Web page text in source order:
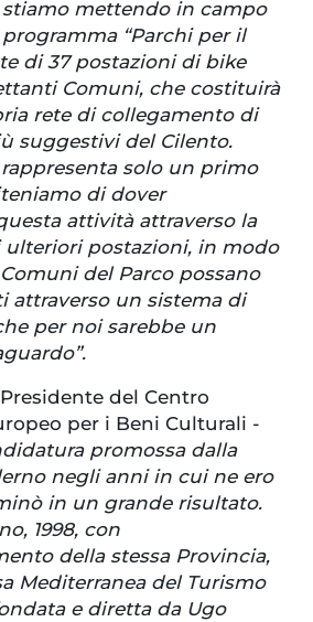
mettendo in campo
“Parchi per il
di 37 postazioni di bike
Comuni, che costituirà
rete di collegamento di
suggestivi del Cilento.
solo un primo
di dover
attività attraverso la
ulteriori postazioni, in modo
del Parco possano
attraverso un sistema di
per noi sarebbe un
del Centro
per i Beni Culturali -
promossa dalla
negli anni in cui ne ero
in un grande risultato.
1998, con
della stessa Provincia,
Mediterranea del Turismo
e diretta da Ugo